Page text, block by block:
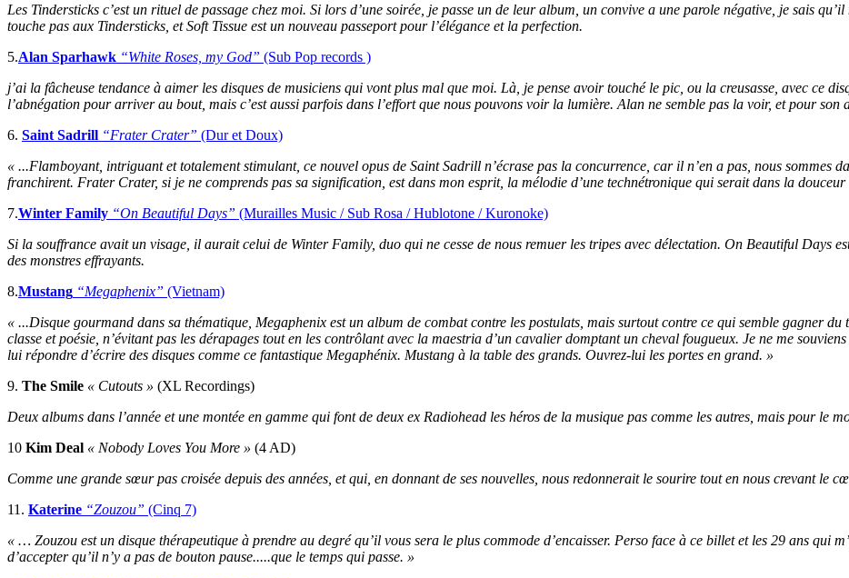
Les Tindersticks c’est un rituel de passage chez moi. Si lors d’une soirée, je passe un de leur album, un convive a une parole négative, je sais
touche pas aux Tindersticks, et Soft Tissue est un nouveau passeport pour l’élégance et la perfection.
5.Alan Sparhawk “White Roses, my God” (Sub Pop records )
j’ai la fâcheuse tendance à aimer les disques de musiciens qui vont plus mal que moi. Là, je pense avoir touché le pic, ou la creusasse, avec ce
l’abnégation pour arriver au bout, mais c’est aussi parfois dans l’effort que nous pouvons voir la lumière. Alan ne semble pas la voir, et pour son
6. Saint Sadrill “Frater Crater” (Dur et Doux)
« ...Flamboyant, intriguant et totalement stimulant, ce nouvel opus de Saint Sadrill n’écrase pas la concurrence, car il n’en a pas, nous sommes
franchirent. Frater Crater, si je ne comprends pas sa signification, est dans mon esprit, la mélodie d’une technétronique qui serait dans la
7.Winter Family “On Beautiful Days” (Murailles Music / Sub Rosa / Hublotone / Kuronoke)
Si la souffrance avait un visage, il aurait celui de Winter Family, duo qui ne cesse de nous remuer les tripes avec délectation. On Beautiful Days
des monstres effrayants.
8.Mustang “Megaphenix” (Vietnam)
« ...Disque gourmand dans sa thématique, Megaphenix est un album de combat contre les postulats, mais surtout contre ce qui semble gagner
classe et poésie, n’évitant pas les dérapages tout en les contrôlant avec la maestria d’un cavalier domptant un cheval fougueux. Je ne me
lui répondre d’écrire des disques comme ce fantastique Megaphénix. Mustang à la table des grands. Ouvrez-lui les portes en grand. »
9. The Smile « Cutouts » (XL Recordings)
Deux albums dans l’année et une montée en gamme qui font de deux ex Radiohead les héros de la musique pas comme les autres, mais pour le
10 Kim Deal « Nobody Loves You More » (4 AD)
Comme une grande sœur pas croisée depuis des années, et qui, en donnant de ses nouvelles, nous redonnerait le sourire tout en nous crevant le
11. Katerine “Zouzou” (Cinq 7)
« … Zouzou est un disque thérapeutique à prendre au degré qu’il vous sera le plus commode d’encaisser. Perso face à ce billet et les 29 ans qui
d’accepter qu’il n’y a pas de bouton pause.....que le temps qui passe. »